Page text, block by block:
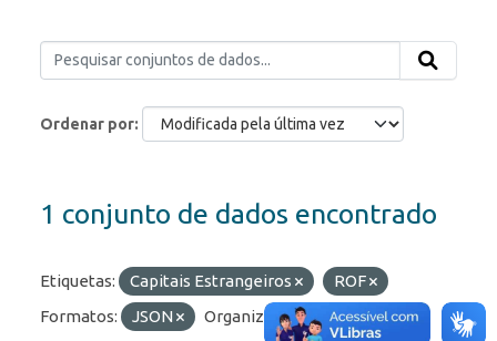
Ordenar por
1 conjunto de dados encontrado
Etiquetas: Capitais Estrangeiros
ROF
Formatos:
JSON Organizações:
BCB/Dstat